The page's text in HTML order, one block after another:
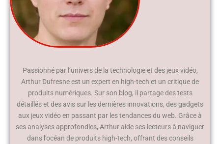
Passionné par l’univers de la technologie et des jeux vidéo,
Arthur Dufresne est un expert en high-tech et un critique de
produits numériques. Sur son blog, il partage des tests
détaillés et des avis sur les dernières innovations, des gadgets
aux jeux vidéo en passant par les tendances du web. Grâce à
ses analyses approfondies, Arthur aide ses lecteurs à naviguer
dans l’océan de produits high-tech, offrant des conseils